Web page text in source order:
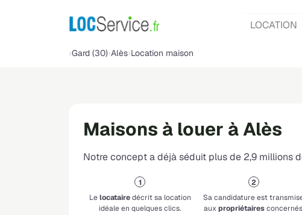
LOCATION
Gard (30) Alès Location maison
Maisons à louer à Alès
Notre concept a déjà séduit plus de 2,9 millions
Lelocatairedécrit sa location
idéale en quelques clics.
Sa candidature est
auxpropriétaires